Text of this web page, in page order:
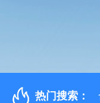
热门搜索：